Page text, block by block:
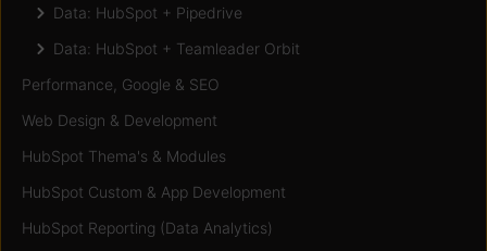
Data: HubSpot + Pipedrive
Data: HubSpot + Teamleader Orbit
Performance, Google & SEO
Web Design & Development
HubSpot Thema's & Modules
HubSpot Custom & App Development
HubSpot Reporting (Data Analytics)